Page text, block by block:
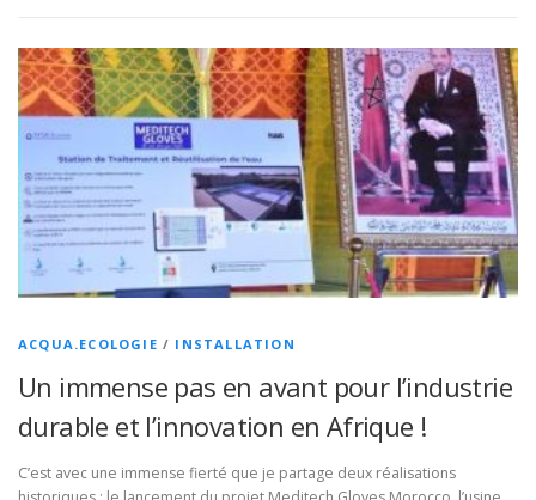
ACQUA.ECOLOGIE / INSTALLATION
Un immense pas en avant pour l’industrie
durable et l’innovation en Afrique !
C’est avec une immense fierté que je partage deux réalisations